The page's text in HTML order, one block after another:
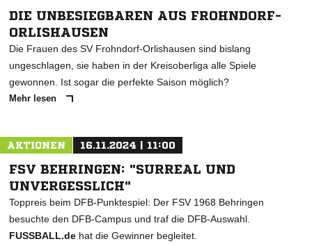
DIE UNBESIEGBAREN AUS FROHNDORF-
ORLISHAUSEN
Die Frauen des SV Frohndorf-Orlishausen sind bislang
ungeschlagen, sie haben in der Kreisoberliga alle Spiele
gewonnen. Ist sogar die perfekte Saison möglich?
Mehr lesen
AKTIONEN 16.11.2024 | 11:00
FSV BEHRINGEN: "SURREAL UND
UNVERGESSLICH"
Toppreis beim DFB-Punktespiel: Der FSV 1968 Behringen
besuchte den DFB-Campus und traf die DFB-Auswahl.
FUSSBALL.de hat die Gewinner begleitet.